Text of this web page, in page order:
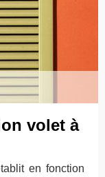
volet à
en fonction